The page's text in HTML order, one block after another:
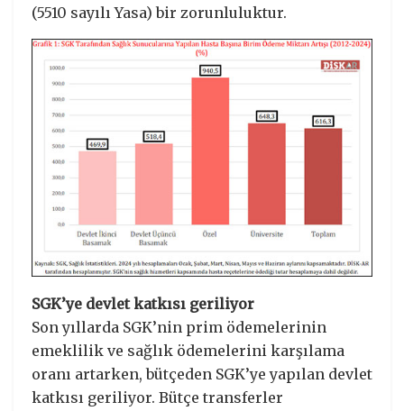
(5510 sayılı Yasa) bir zorunluluktur.
SGK’ye devlet katkısı geriliyor
Son yıllarda SGK’nin prim ödemelerinin
emeklilik ve sağlık ödemelerini karşılama
oranı artarken, bütçeden SGK’ye yapılan devlet
katkısı geriliyor. Bütçe transferler